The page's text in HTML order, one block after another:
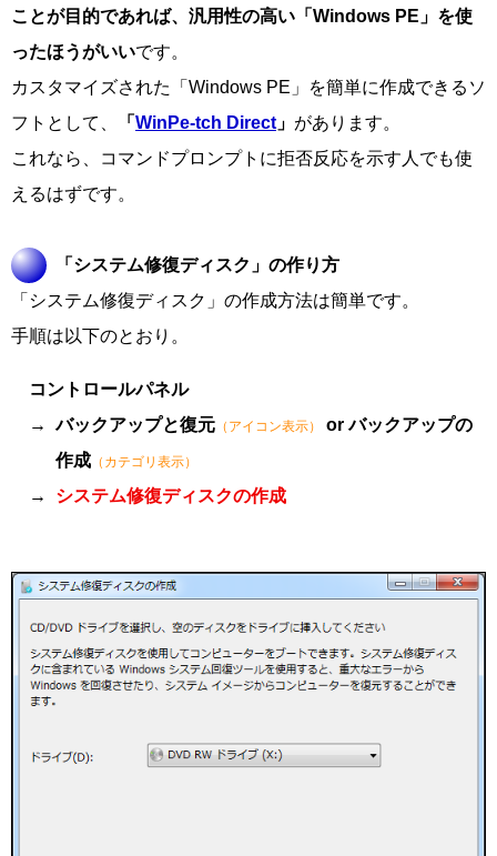
ことが目的であれば、汎用性の高い「Windows PE」を使
ったほうがいいです。
カスタマイズされた「Windows PE」を簡単に作成できるソ
フトとして、
「 WinPe-tch Direct 」 があります。
これなら、コマンドプロンプトに拒否反応を示す人でも使
えるはずです。
「システム修復ディスク」の作り方
「システム修復ディスク」の作成方法は簡単です。
手順は以下のとおり。
コントロールパネル
バックアップと復元 （アイコン表示）
or バックアップの
作成 （カテゴリ表示）
システム修復ディスクの作成